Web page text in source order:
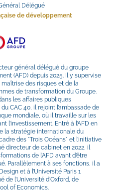
Délégué
de développement
général délégué du groupe
(AFD) depuis 2025. Il y supervise
des risques et de la
de transformation du Groupe.
les affaires publiques
CAC 40, il rejoint l’ambassade de
mondiale, où il travaille sur les
l’investissement. Entré à l’AFD en
la stratégie internationale du
des "Trois Océans" et l’initiative
directeur de cabinet en 2022, il
de l’AFD avant d’être
Parallèlement à ses fonctions, il a
et à l’Université Paris 1
de l’Université d’Oxford, de
of Economics.